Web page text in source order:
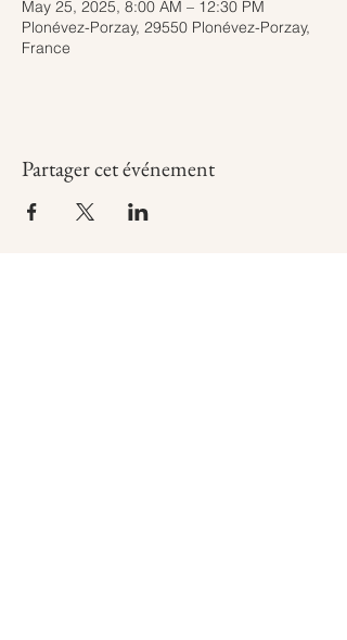
May 25, 2025, 8:00 AM – 12:30 PM
Plonévez-Porzay, 29550 Plonévez-Porzay,
France
Partager cet événement